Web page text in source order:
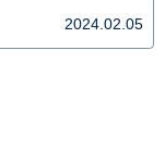
2024.02.05